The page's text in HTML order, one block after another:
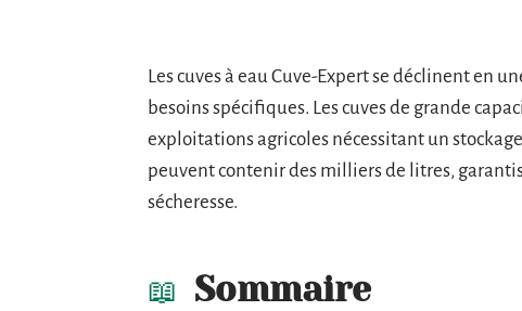
Les cuves à eau Cuve-Expert se déclinent en
besoins spécifiques. Les cuves de grande
exploitations agricoles nécessitant un
peuvent contenir des milliers de litres,
sécheresse.
Sommaire